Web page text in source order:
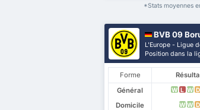
*Stats moyennes
BVB 09
L'Europe - Ligue
Position dans la
Forme
Général
W L W D
Domicile
W W D